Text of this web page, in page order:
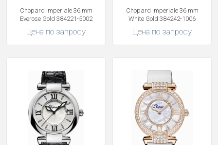
Chopard Imperiale 36 mm
Everose Gold 384221-5002
Цена по запросу
Chopard Imperiale 36 mm
White Gold 384242-1006
Цена по запросу